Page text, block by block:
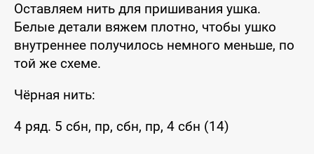
Оставляем нить для пришивания ушка.
Белые детали вяжем плотно, чтобы ушко
внутреннее получилось немного меньше, по
той же схеме.
Чёрная нить:
4 ряд. 5 сбн, пр, сбн, пр, 4 сбн (14)